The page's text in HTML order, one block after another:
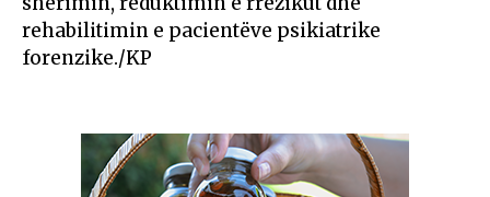
rehabilitimin e pacientëve psikiatrike
forenzike./KP